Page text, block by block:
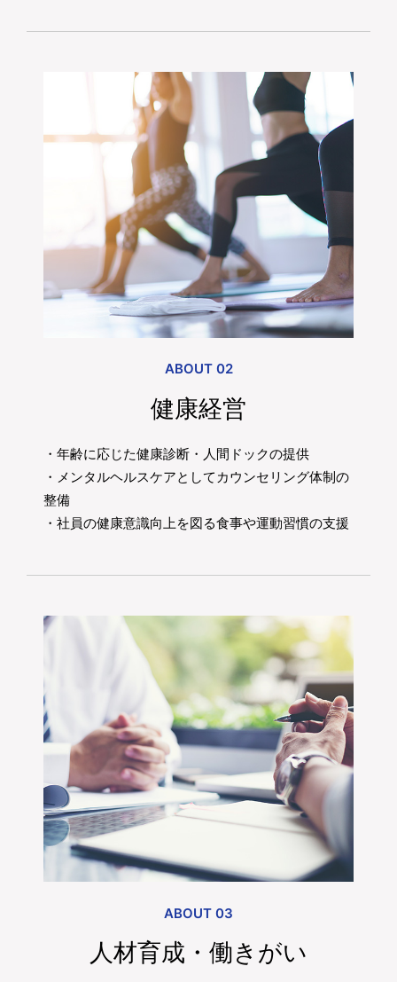
ABOUT 02
健康経営
・年齢に応じた健康診断・人間ドックの提供
・メンタルヘルスケアとしてカウンセリング体制の
整備
・社員の健康意識向上を図る食事や運動習慣の支援
ABOUT 03
人材育成・働きがい